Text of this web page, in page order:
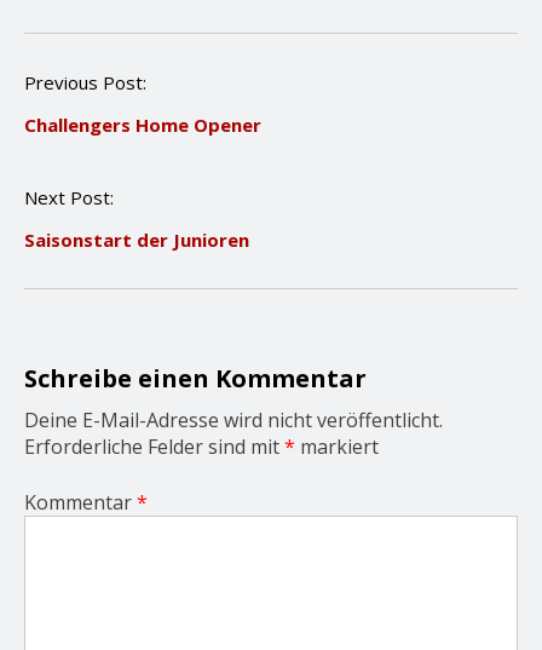
P
s
a
i
o
n
Previous Post:
Challengers Home Opener
Next Post:
Saisonstart der Junioren
Schreibe einen Kommentar
Deine E-Mail-Adresse wird nicht veröffentlicht.
Erforderliche Felder sind mit* markiert
Kommentar*